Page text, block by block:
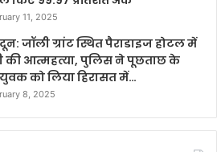
11, 2025
जॉली ग्रांट स्थित पैराडाइज होटल में
की आत्महत्या, पुलिस ने पूछताछ के
को लिया हिरासत में…
8, 2025